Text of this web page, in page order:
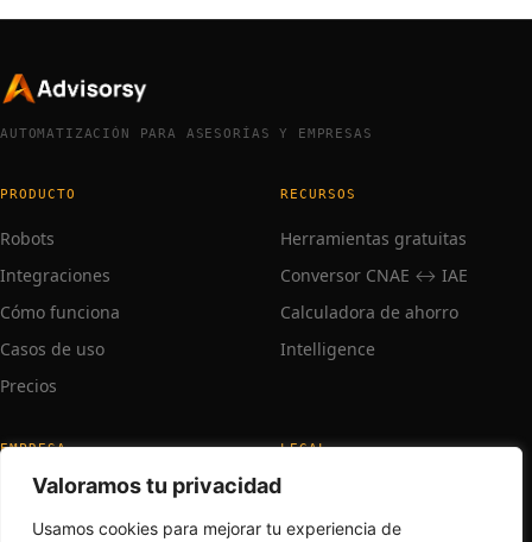
Valoramos tu privacidad
Usamos cookies para mejorar tu experiencia de
AUTOMATIZACIÓN PARA ASESORÍAS Y EMPRESAS
PRODUCTO
Robots
Integraciones
Cómo funciona
Casos de uso
Precios
RECURSOS
Herramientas gratuitas
Conversor CNAE ↔ IAE
Calculadora de ahorro
Intelligence
EMPRESA
Sobre nosotros
Trabaja con nosotros
LEGAL
Aviso legal
Privacidad